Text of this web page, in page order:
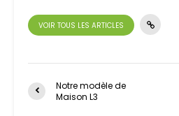
VOIR TOUS LES ARTICLES
Notre modèle de
Maison L3